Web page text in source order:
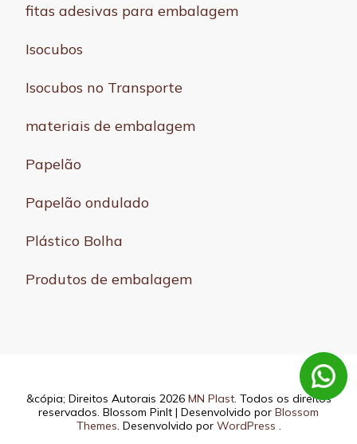
fitas adesivas para embalagem
Isocubos
Isocubos no Transporte
materiais de embalagem
Papelão
Papelão ondulado
Plástico Bolha
Produtos de embalagem
&cópia; Direitos Autorais 2026 MN Plast. Todos os direitos
reservados. Blossom PinIt | Desenvolvido por Blossom
Themes. Desenvolvido por WordPress .